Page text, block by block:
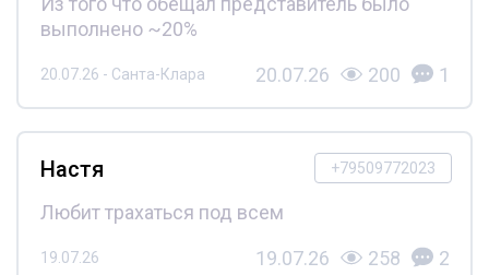
выполнено ~20%
20.07.26 - Санта-Клара 20.07.26 200 1
+79509772023
Настя
Любит трахаться под всем
19.07.26 19.07.26 258 2